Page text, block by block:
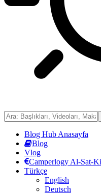
Blog Hub Anasayfa
Blog
Vlog
Camperlogy Al-Sat-
Türkçe
English
Deutsch